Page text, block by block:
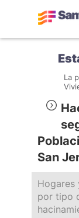
La
San
Hogares
por tipo